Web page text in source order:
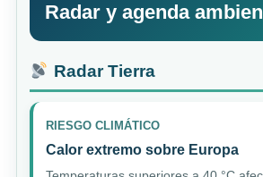
Radar y agenda
Radar Tierra
RIESGO CLIMÁTICO
Calor extremo sobre Europa